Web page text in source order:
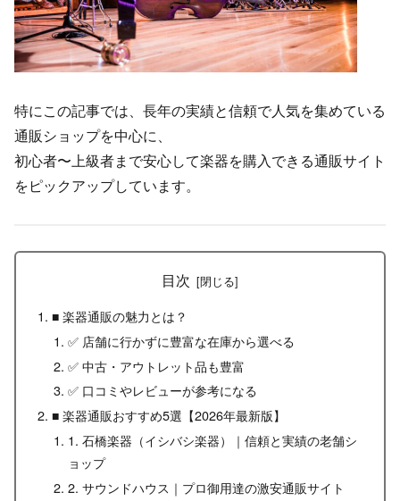
特にこの記事では、長年の実績と信頼で人気を集めている
通販ショップを中心に、
初心者〜上級者まで安心して楽器を購入できる通販サイト
をピックアップしています。
目次
■ 楽器通販の魅力とは？
✅ 店舗に行かずに豊富な在庫から選べる
✅ 中古・アウトレット品も豊富
✅ 口コミやレビューが参考になる
■ 楽器通販おすすめ5選【2026年最新版】
1. 石橋楽器（イシバシ楽器）｜信頼と実績の老舗シ
ョップ
2. サウンドハウス｜プロ御用達の激安通販サイト